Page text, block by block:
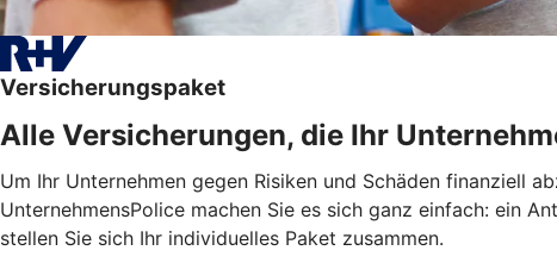
Versicherungspaket
Alle Versicherungen, die Ihr
Um Ihr Unternehmen gegen Risiken und Schäden finanziell
UnternehmensPolice machen Sie es sich ganz einfach: ein
stellen Sie sich Ihr individuelles Paket zusammen.